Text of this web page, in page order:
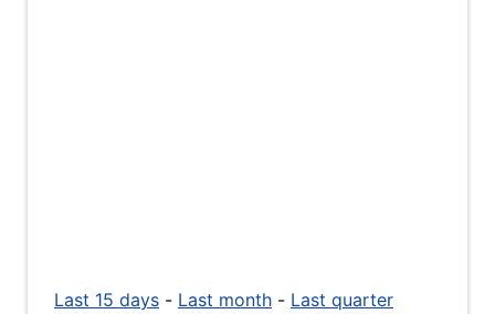
Last 15 days - Last month - Last quarter